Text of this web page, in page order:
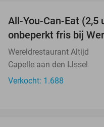
All-You-Can-Eat
onbeperkt fris bij
Wereldrestaurant Altijd
Capelle aan den IJssel
Verkocht: 1.688